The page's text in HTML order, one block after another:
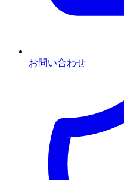
お問い合わせ